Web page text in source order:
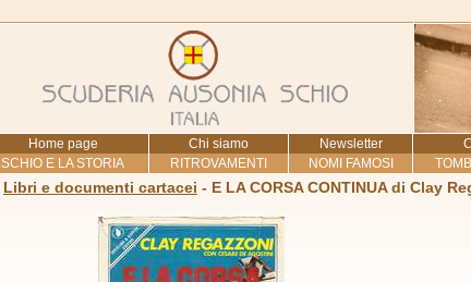
Home page Chi siamo Newsletter
SCHIO E LA STORIA
RITROVAMENTI NOMI FAMOSI
Libri e documenti cartacei - E LA CORSA CONTINUA di Clay